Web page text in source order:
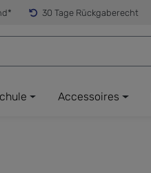
30 Tage Rückgaberecht
Accessoires